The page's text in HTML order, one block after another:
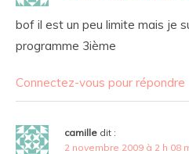
bof il est un peu limite mais je
programme 3ième
Connectez-vous pour répondre
camille dit :
2 novembre 2009 à 2 h 08